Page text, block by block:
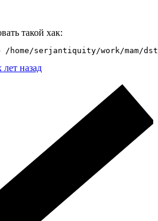
такой хак:
home/serjantiquity/work/mam/
лет назад